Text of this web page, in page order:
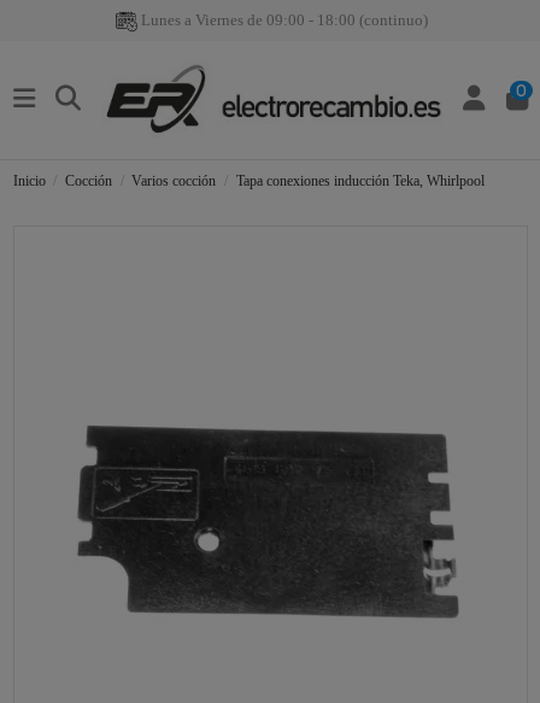
Lunes a Viernes de 09:00 - 18:00 (continuo)
0
Inicio Cocción Varios cocción Tapa conexiones inducción Teka, Whirlpool